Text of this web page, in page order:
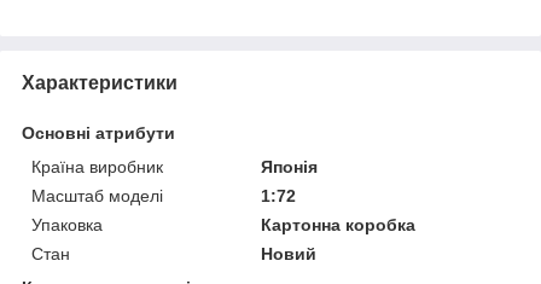
Характеристики
Основні атрибути
Країна виробник
Японія
Масштаб моделі
1:72
Упаковка
Картонна коробка
Стан
Новий